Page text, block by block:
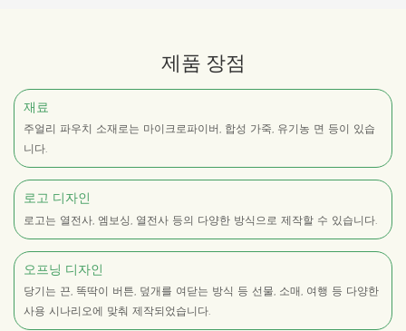
제품 장점
재료
주얼리 파우치 소재로는 마이크로파이버, 합성 가죽, 유기농 면 등이 있습
니다.
로고 디자인
로고는 열전사, 엠보싱, 열전사 등의 다양한 방식으로 제작할 수 있습니다.
오프닝 디자인
당기는 끈, 똑딱이 버튼, 덮개를 여닫는 방식 등 선물, 소매, 여행 등 다양한
사용 시나리오에 맞춰 제작되었습니다.